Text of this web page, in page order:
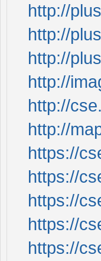
http://
http://
http://
http://
http://
http://
https://
https://
https://
https://
https://